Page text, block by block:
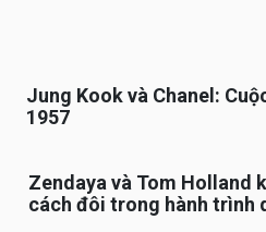
Jung Kook và Chanel:
1957
Zendaya và Tom Holland
cách đôi trong hành trình